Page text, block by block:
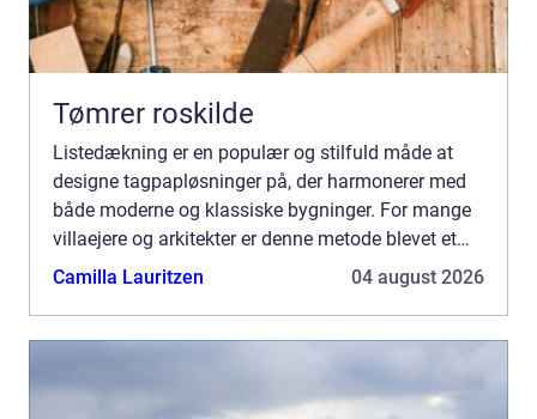
Tømrer roskilde
Listedækning er en populær og stilfuld måde at
designe tagpapløsninger på, der harmonerer med
både moderne og klassiske bygninger. For mange
villaejere og arkitekter er denne metode blevet et
attraktivt valg, da d...
Camilla Lauritzen 04 august 2026